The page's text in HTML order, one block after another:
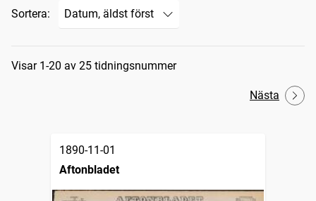
Sortera:
Sökresultat
Visar 1-20 av 25 tidningsnummer
Nästa
1890-11-01
Aftonbladet